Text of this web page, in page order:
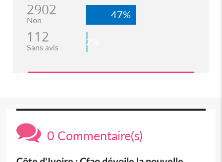
2902
Non 47%
112
Sans avis 2%
0 Commentaire(s)